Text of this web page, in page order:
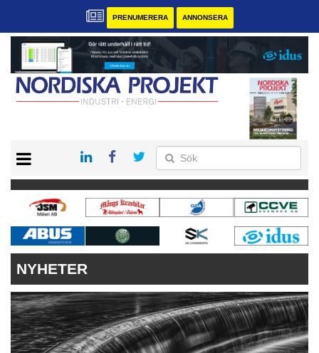
PRENUMERERA ANNONSERA
KONTAKT
VÅRA ANDRA MAGASIN
PRENUMERERA
ANNONSERA
NYHETER